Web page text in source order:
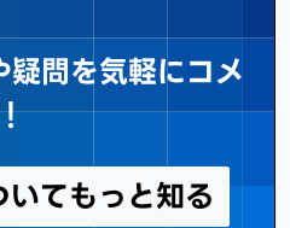
問を気軽にコメ
てもっと知る